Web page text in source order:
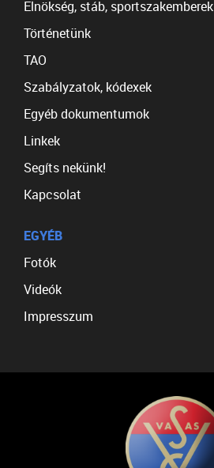
Elnökség, stáb, sportszakemberek
Történetünk
TAO
Szabályzatok, kódexek
Egyéb dokumentumok
Linkek
Segíts nekünk!
Kapcsolat
EGYÉB
Fotók
Videók
Impresszum